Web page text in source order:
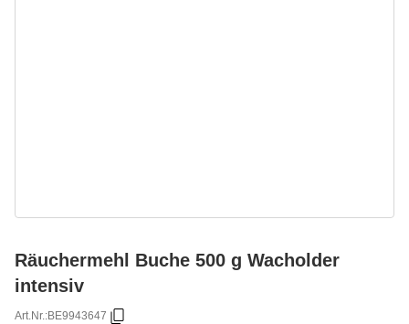
Räuchermehl Buche 500 g Wacholder
intensiv
Art.Nr.:BE9943647